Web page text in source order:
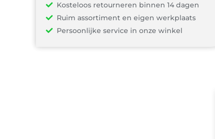
Kosteloos retourneren binnen 14 dagen
Ruim assortiment en eigen werkplaats
Persoonlijke service in onze winkel